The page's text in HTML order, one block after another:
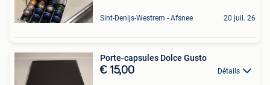
Sint-Denijs-Westrem - Afsnee 20 juil. 26
Porte-capsules Dolce Gusto
€ 15,00 Détails